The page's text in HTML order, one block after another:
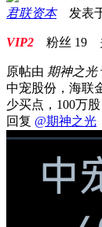
君联资本发表于
VIP2 粉丝 19
原帖由 期神之光
中宠股份，海联
少买点，100万股
回复 @期神之光